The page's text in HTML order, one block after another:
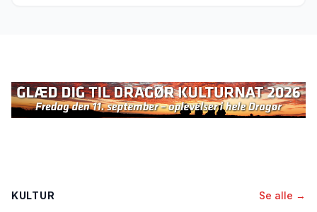
KULTUR Se alle →